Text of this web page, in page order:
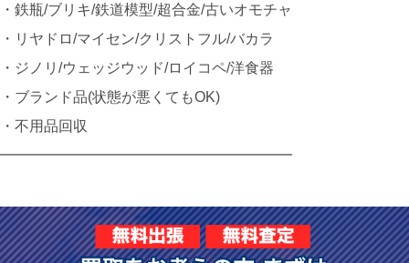
・鉄瓶/ブリキ/鉄道模型/超合金/古いオモチャ
・リヤドロ/マイセン/クリストフル/バカラ
・ジノリ/ウェッジウッド/ロイコペ/洋食器
・ブランド品(状態が悪くてもOK)
・不用品回収
━━━━━━━━━━━━━━━━━━━━